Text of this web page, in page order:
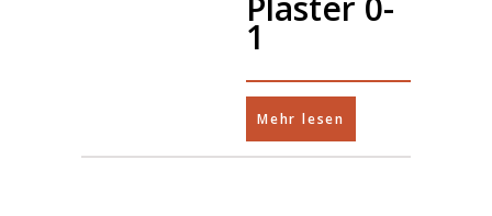
1
Mehr lesen